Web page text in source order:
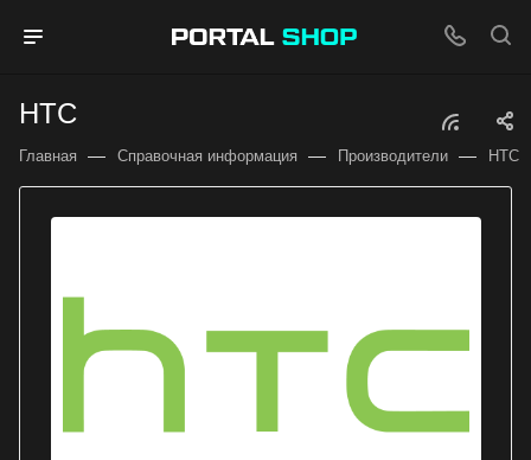
HTC
Главная — Справочная информация — Производители — HTC